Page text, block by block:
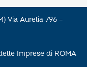
Via Aurelia 796 –
Imprese di ROMA